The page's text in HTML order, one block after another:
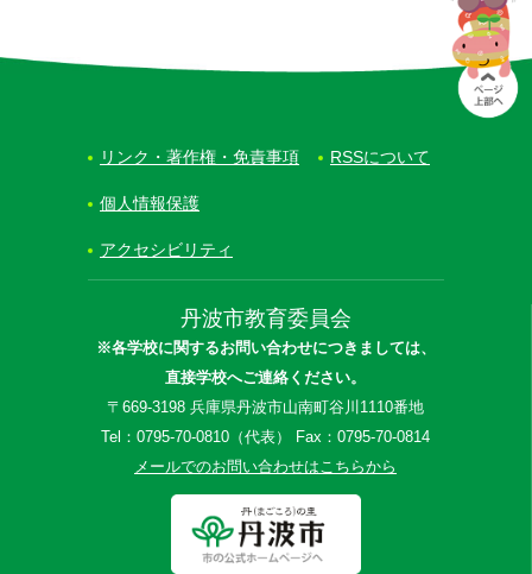
丹波市教育委員会
※各学校に関するお問い合わせにつきましては、
直接学校へご連絡ください。
〒669-3198 兵庫県丹波市山南町谷川1110番地
Tel：0795-70-0810（代表） Fax：0795-70-0814
メールでのお問い合わせはこちらから
リンク・著作権・免責事項 RSSについて
個人情報保護
アクセシビリティ